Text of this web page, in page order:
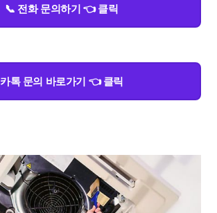
📞 전화 문의하기 👈 클릭
카톡 문의 바로가기 👈 클릭